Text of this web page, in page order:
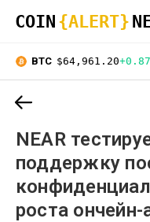
COIN {ALERT}
BTC $64,961.20
NEAR
поддержку
роста ончейн-